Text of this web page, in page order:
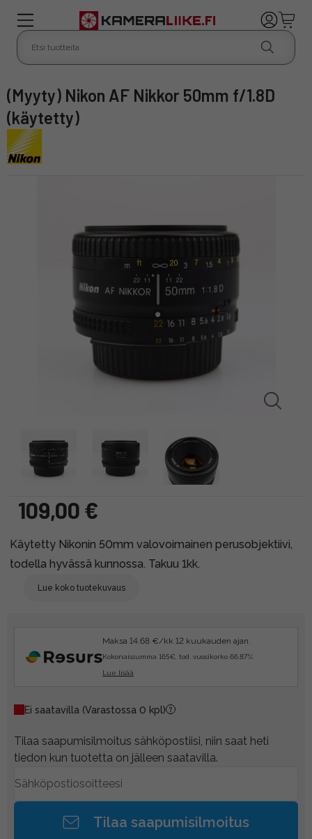
(Myyty) Nikon AF Nikkor 50mm f/1.8D
(käytetty)
109,00 €
Käytetty Nikonin 50mm valovoimainen perusobjektiivi,
todella hyvässä kunnossa. Takuu 1kk.
Lue koko tuotekuvaus
Maksa 14.68 €/kk 12 kuukauden ajan.
Kokonaissumma 165€, tod. vuosikorko 66.87%.
Lue lisää
Ei saatavilla (Varastossa 0 kpl)
Tilaa saapumisilmoitus sähköpostiisi, niin saat heti
tiedon kun tuotetta on jälleen saatavilla.
Tilaa saapumisilmoitus